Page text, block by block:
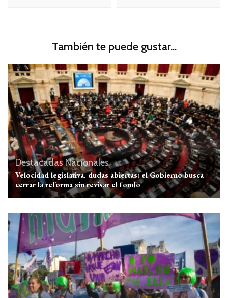
También te puede gustar...
DestacadasNacionales
Velocidad legislativa, dudas abiertas: el Gobierno busca
cerrar la reforma sin revisar el fondo